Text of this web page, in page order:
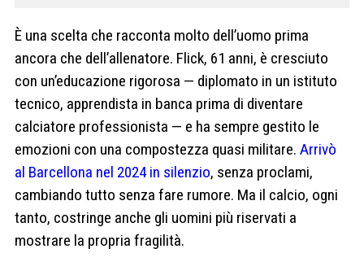
È una scelta che racconta molto dell’uomo prima
ancora che dell’allenatore. Flick, 61 anni, è cresciuto
con un’educazione rigorosa — diplomato in un istituto
tecnico, apprendista in banca prima di diventare
calciatore professionista — e ha sempre gestito le
emozioni con una compostezza quasi militare. Arrivò
al Barcellona nel 2024 in silenzio, senza proclami,
cambiando tutto senza fare rumore. Ma il calcio, ogni
tanto, costringe anche gli uomini più riservati a
mostrare la propria fragilità.